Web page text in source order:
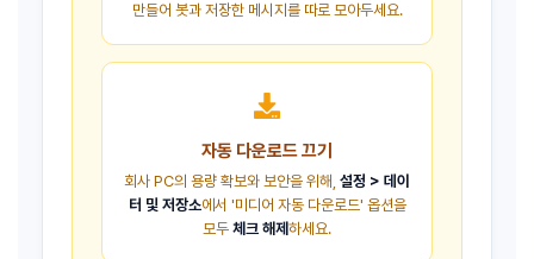
만들어 봇과 저장한 메시지를 따로 모아두세요.
자동 다운로드 끄기
회사 PC의 용량 확보와 보안을 위해, 설정 > 데이
터 및 저장소에서 '미디어 자동 다운로드' 옵션을
모두 체크 해제 하세요.